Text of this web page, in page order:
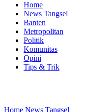
Home
News Tangsel
Banten
Metropolitan
Politik
Komunitas
Opini
Tips & Trik
Home News Tangsel